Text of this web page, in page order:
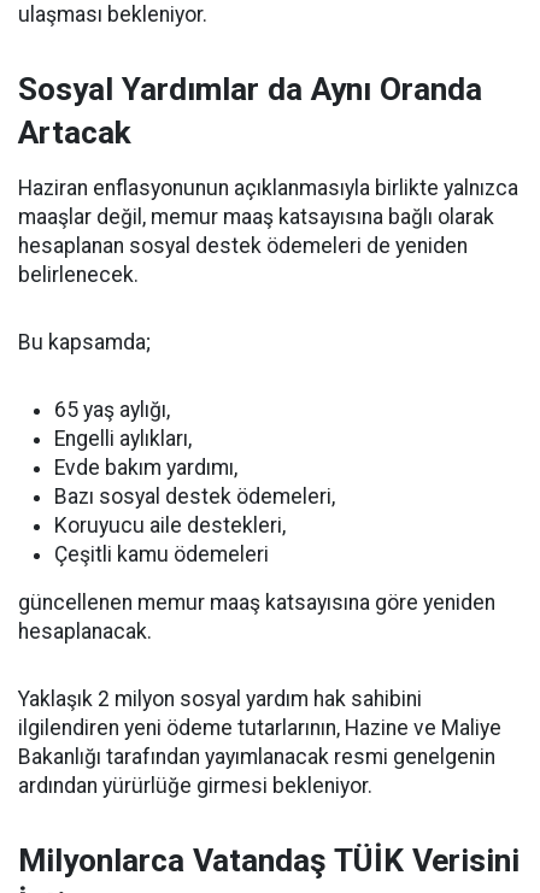
ulaşması bekleniyor.
Sosyal Yardımlar da Aynı Oranda
Artacak
Haziran enflasyonunun açıklanmasıyla birlikte yalnızca
maaşlar değil, memur maaş katsayısına bağlı olarak
hesaplanan sosyal destek ödemeleri de yeniden
belirlenecek.
Bu kapsamda;
65 yaş aylığı,
Engelli aylıkları,
Evde bakım yardımı,
Bazı sosyal destek ödemeleri,
Koruyucu aile destekleri,
Çeşitli kamu ödemeleri
güncellenen memur maaş katsayısına göre yeniden
hesaplanacak.
Yaklaşık 2 milyon sosyal yardım hak sahibini
ilgilendiren yeni ödeme tutarlarının, Hazine ve Maliye
Bakanlığı tarafından yayımlanacak resmi genelgenin
ardından yürürlüğe girmesi bekleniyor.
Milyonlarca Vatandaş TÜİK Verisini